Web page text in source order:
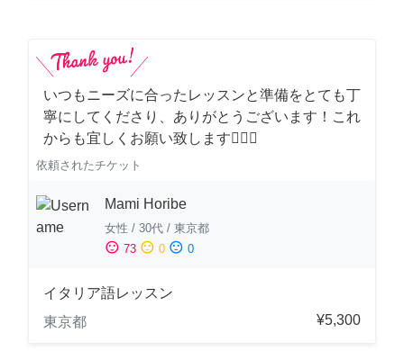
いつもニーズに合ったレッスンと準備をとても丁
寧にしてくださり、ありがとうございます！これ
からも宜しくお願い致します🙇‍♀️✨
依頼されたチケット
Mami Horibe
女性 / 30代 / 東京都
sentiment_satisfied 73 sentiment_neutral 0 sentiment_dissatisfied 0
イタリア語レッスン
東京都
¥5,300